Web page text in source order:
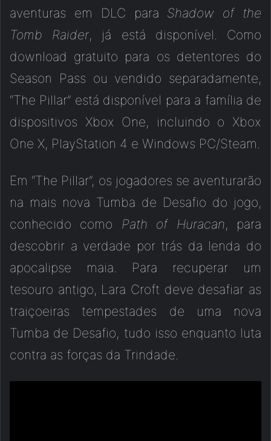
aventuras em DLC para Shadow of the
Tomb Raider, já está disponível. Como
download gratuito para os detentores do
Season Pass ou vendido separadamente,
“The Pillar” está disponível para a família de
dispositivos Xbox One, incluindo o Xbox
One X, PlayStation 4 e Windows PC/Steam.
Em “The Pillar”, os jogadores se aventurarão
na mais nova Tumba de Desafio do jogo,
conhecido como Path of Huracan, para
descobrir a verdade por trás da lenda do
apocalipse maia. Para recuperar um
tesouro antigo, Lara Croft deve desafiar as
traiçoeiras tempestades de uma nova
Tumba de Desafio, tudo isso enquanto luta
contra as forças da Trindade.